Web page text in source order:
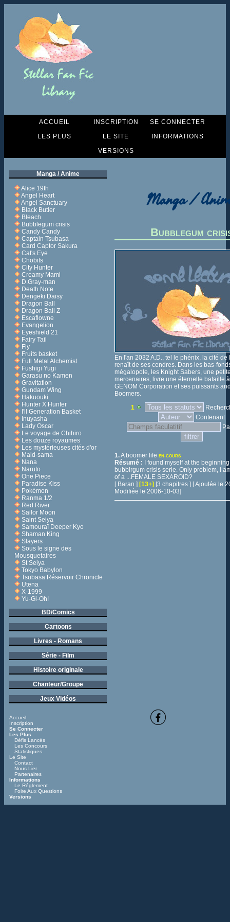
ACCUEIL INSCRIPTION
SE CONNECTER
LES PLUS
LE SITE
INFORMATIONS
VERSIONS
Manga / Anime
Alice 19th
Angel Heart
Angel Sanctuary
Black Butler
Bleach
Bubblegum crisis
Candy Candy
Captain Tsubasa
Card Captor Sakura
Cat's Eye
Chobits
City Hunter
Creamy Mami
D.Gray-man
Death Note
Dengeki Daisy
Dragon Ball
Dragon Ball Z
Escaflowne
Evangelion
Eyeshield 21
Fairy Tail
Fly
Fruits basket
Full Metal Alchemist
Fushigi Yugi
Garasu no Kamen
Gravitation
Gundam Wing
Hakuouki
Hunter X Hunter
I'll Generation Basket
Inuyasha
Lady Oscar
Le voyage de Chihiro
Les douze royaumes
Les mystérieuses cités d'or
Maid-sama
Nana
Naruto
One Piece
Paradise Kiss
Pokémon
Ranma 1/2
Red River
Sailor Moon
Saint Seiya
Samouraï Deeper Kyo
Shaman King
Slayers
Sous le signe des
Mousquetaires
St Seiya
Tokyo Babylon
Tsubasa Réservoir Chronicle
Utena
X-1999
Yu-Gi-Oh!
BD/Comics
Cartoons
Livres - Romans
Série - Film
Histoire originale
Chanteur/Groupe
Jeux Vidéos
Manga /
Bubblegum
En l'an 2032 A.D., tel le phénix, la cité de
renaît de ses cendres. Dans les bas-
mégalopole, les Knight Sabers, une
mercenaires, livre une éternelle bataille
GENOM Corporation et ses puissants
Boomers.
1
Contenant
1.A boomer life EN-COURS
Résumé : I found myself at the
bubblrgum crisis serie. Only problem, i
of a ...FEMALE SEXAROID?
[ Baran ] [13+] [3 chapitres ] [ Ajoutée le
Modifiée le 2006-10-03]
Accueil
Inscription
Se Connecter
Les Plus
Défis Lancés
Les Concours
Statistiques
Le Site
Contact
Nous Lier
Partenaires
Informations
Le Réglement
Foire Aux Questions
Versions